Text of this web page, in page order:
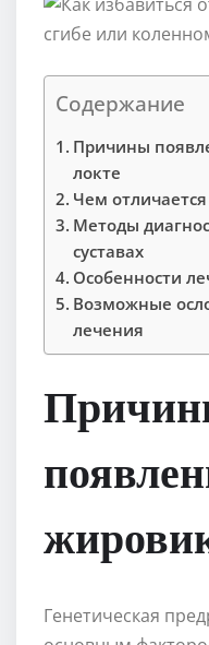
Содержание
Причины
локте
Чем
Методы
суставах
Особенности
Возможные
лечения
Генетическая